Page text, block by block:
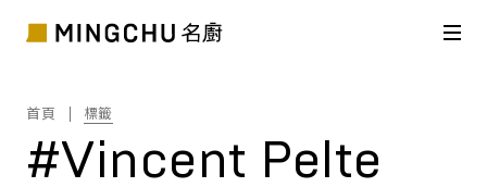
首頁 標籤
#Vincent Pelte